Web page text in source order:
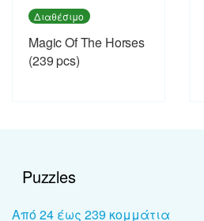
Διαθέσιμο
Magic Of The Horses
(239 pcs)
Puzzles
Από 24 έως 239 κομμάτια